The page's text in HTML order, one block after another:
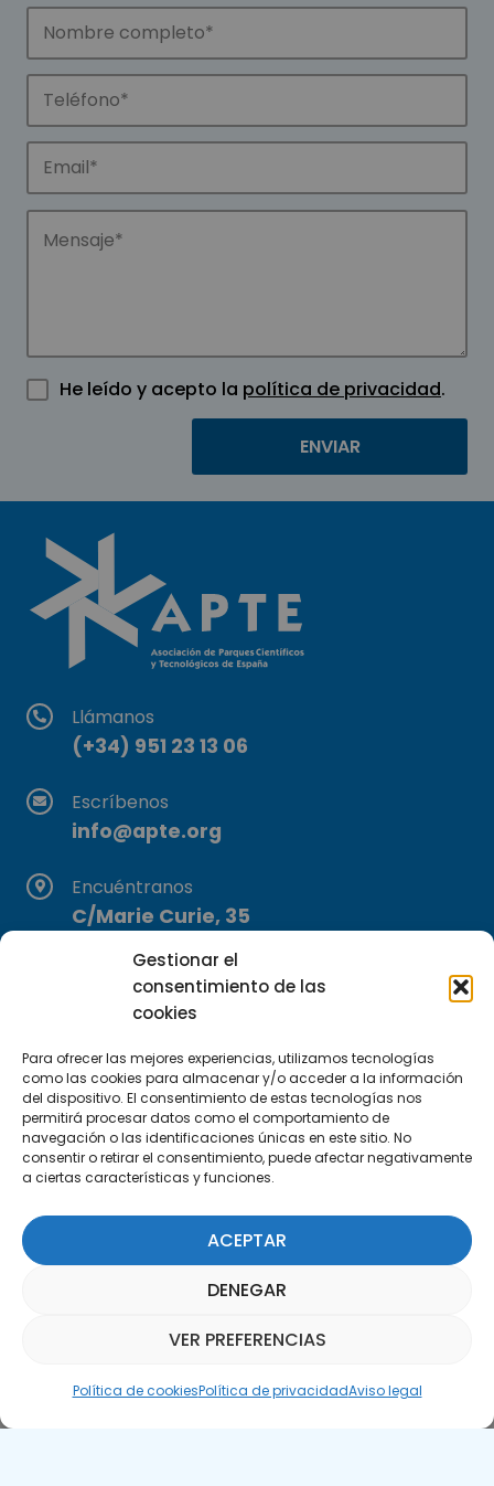
Gestionar el
consentimiento de las
cookies
Para ofrecer las mejores experiencias, utilizamos tecnologías
como las cookies para almacenar y/o acceder a la información
del dispositivo. El consentimiento de estas tecnologías nos
permitirá procesar datos como el comportamiento de
navegación o las identificaciones únicas en este sitio. No
consentir o retirar el consentimiento, puede afectar negativamente
a ciertas características y funciones.
ACEPTAR
DENEGAR
VER PREFERENCIAS
Política de cookiesPolítica de privacidadAviso legal
He leído y acepto la política de privacidad.
Llámanos
(+34) 951 23 13 06
Escríbenos
info@apte.org
Encuéntranos
C/Marie Curie, 35
29590 Campanillas, Málaga
Suscríbete a nuestra Newsletter
SUSCRÍBETE AQUÍ